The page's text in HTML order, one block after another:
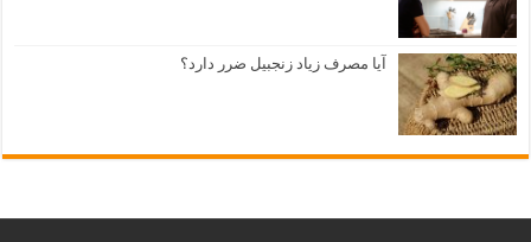
آیا مصرف زیاد زنجبیل ضرر دارد؟